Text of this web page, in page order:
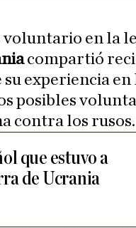
voluntario en la
compartió
experiencia en
posibles
contra los rusos.
que estuvo a
de Ucrania